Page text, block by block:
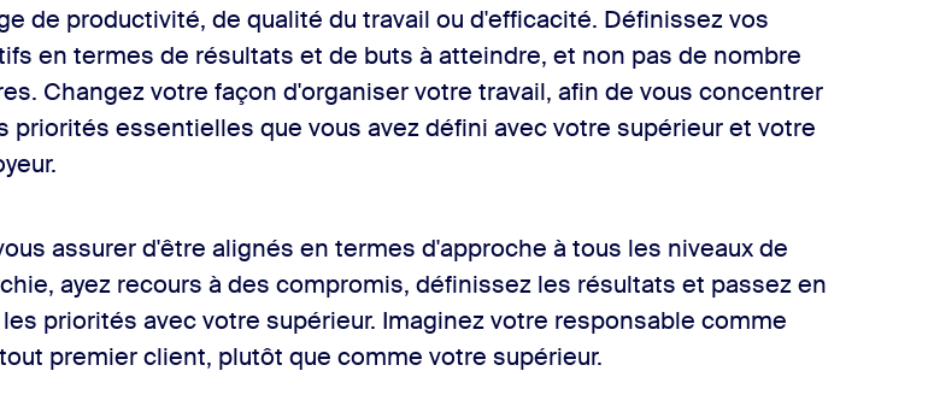
de productivité, de qualité du travail ou d'efficacité. Définissez vos
en termes de résultats et de buts à atteindre, et non pas de nombre
Changez votre façon d'organiser votre travail, afin de vous concentrer
priorités essentielles que vous avez défini avec votre supérieur et votre
assurer d'être alignés en termes d'approche à tous les niveaux de
ayez recours à des compromis, définissez les résultats et passez en
priorités avec votre supérieur. Imaginez votre responsable comme
premier client, plutôt que comme votre supérieur.